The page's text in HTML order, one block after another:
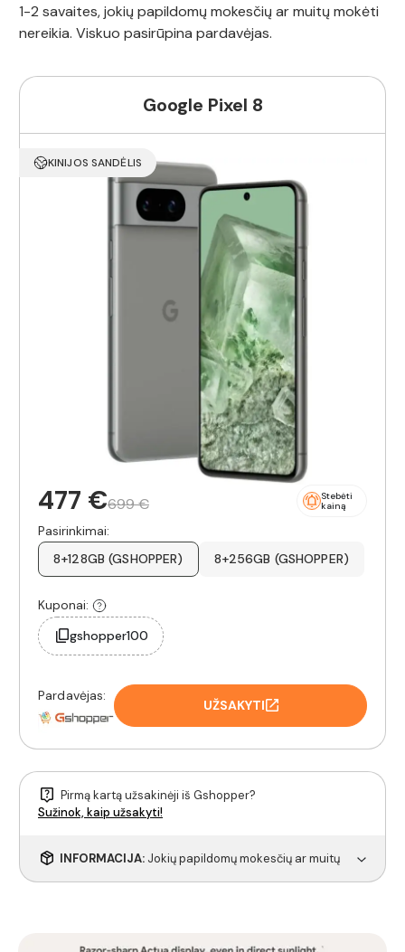
1-2 savaites, jokių papildomų mokesčių ar muitų mokėti
nereikia. Viskuo pasirūpina pardavėjas.
Google Pixel 8
KINIJOS SANDĖLIS
477 €699 €
Stebėti
kainą
Pasirinkimai:
8+128GB (GSHOPPER)
8+256GB (GSHOPPER)
Kuponai:
gshopper100
Pardavėjas:
UŽSAKYTI
Pirmą kartą užsakinėji iš Gshopper?
Sužinok, kaip užsakyti!
INFORMACIJA: Jokių papildomų mokesčių ar muitų